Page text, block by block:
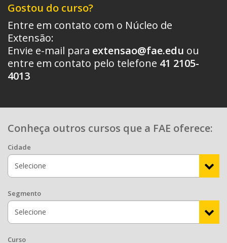
Gostou do curso?
Entre em contato com o Núcleo de
Extensão:
Envie e-mail para extensao@fae.edu ou
entre em contato pelo telefone 41 2105-
4013
Conheça outros cursos que a FAE oferece:
Cidade
Segmento
Curso